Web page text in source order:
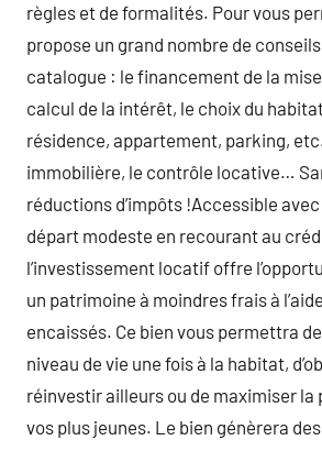
règles et de formalités. Pour vous
propose un grand nombre de
catalogue : le financement de la
calcul de la intérêt, le choix du
résidence, appartement, parking,
immobilière, le contrôle locative…
réductions d’impôts !Accessible
départ modeste en recourant au
l’investissement locatif offre
un patrimoine à moindres frais à
encaissés. Ce bien vous permettra
niveau de vie une fois à la habitat,
réinvestir ailleurs ou de maximiser la
vos plus jeunes. Le bien génèrera